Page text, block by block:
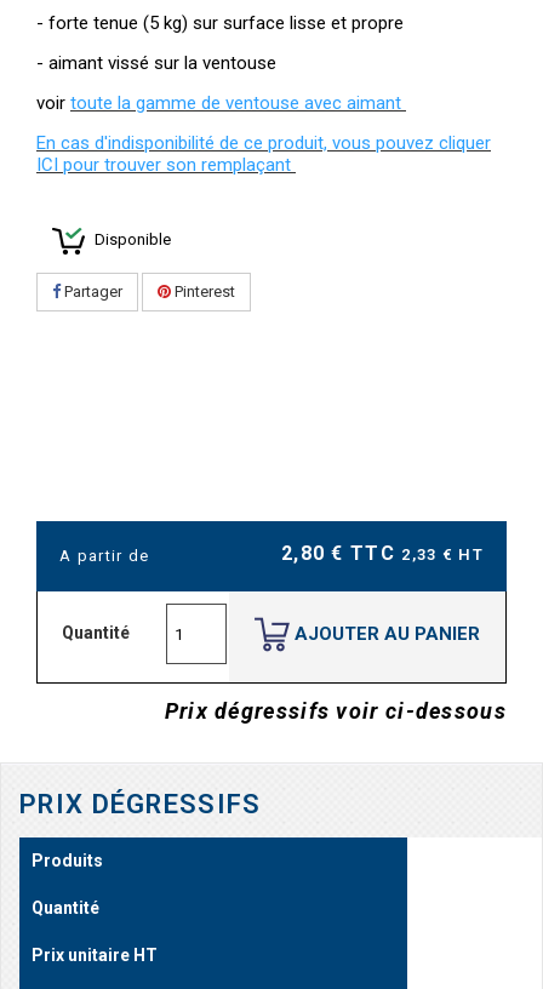
- forte tenue (5 kg) sur surface lisse et propre
- aimant vissé sur la ventouse
voir toute la gamme de ventouse avec aimant
En cas d'indisponibilité de ce produit, vous pouvez cliquer
ICI pour trouver son remplaçant
Disponible
Partager Pinterest
A partir de 2,80 € TTC 2,33 € HT
Quantité AJOUTER AU PANIER
Prix dégressifs voir ci-dessous
PRIX DÉGRESSIFS
Produits
Quantité
Prix unitaire HT